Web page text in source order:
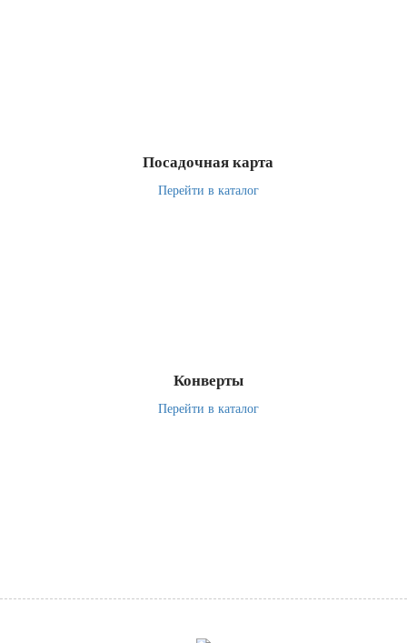
Посадочная карта
Перейти в каталог
Конверты
Перейти в каталог